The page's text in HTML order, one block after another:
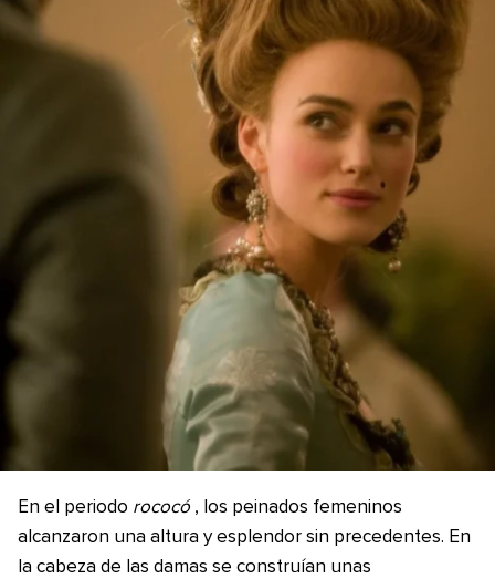
En el periodo rococó , los peinados femeninos
alcanzaron una altura y esplendor sin precedentes. En
la cabeza de las damas se construían unas